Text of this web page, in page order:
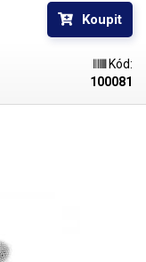
vždy 1000 kusů
Koupit
Kód:
100081